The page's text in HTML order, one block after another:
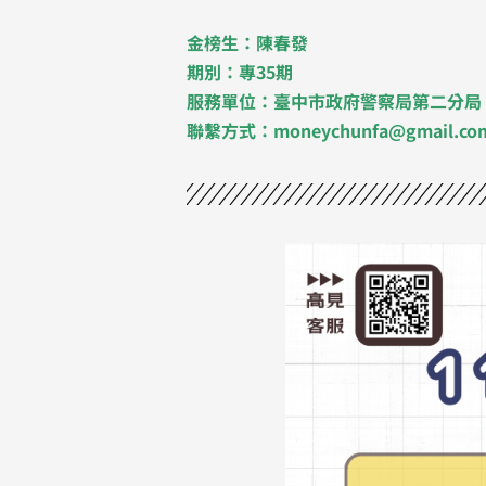
金榜生：陳春發
期別：專35期
服務單位：臺中市政府警察局第二分局
聯繫方式：